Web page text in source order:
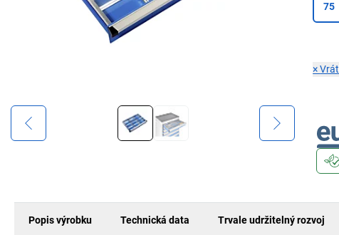
75
×
Popis výrobku Technická data Trvale udržitelný rozvoj